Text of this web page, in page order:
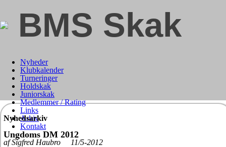
BMS Skak
Nyheder
Klubkalender
Turneringer
Holdskak
Juniorskak
Medlemmer / Rating
Links
Arkiv
Kontakt
Nyhedsarkiv
Ungdoms DM 2012
af Sigfred Haubro 11/5-2012